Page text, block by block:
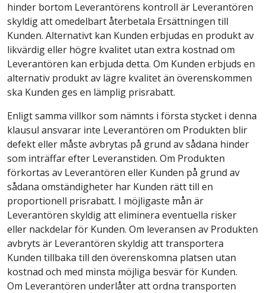
hinder bortom Leverantörens kontroll är Leverantören
skyldig att omedelbart återbetala Ersättningen till
Kunden. Alternativt kan Kunden erbjudas en produkt av
likvärdig eller högre kvalitet utan extra kostnad om
Leverantören kan erbjuda detta. Om Kunden erbjuds en
alternativ produkt av lägre kvalitet än överenskommen
ska Kunden ges en lämplig prisrabatt.
Enligt samma villkor som nämnts i första stycket i denna
klausul ansvarar inte Leverantören om Produkten blir
defekt eller måste avbrytas på grund av sådana hinder
som inträffar efter Leveranstiden. Om Produkten
förkortas av Leverantören eller Kunden på grund av
sådana omständigheter har Kunden rätt till en
proportionell prisrabatt. I möjligaste mån är
Leverantören skyldig att eliminera eventuella risker
eller nackdelar för Kunden. Om leveransen av Produkten
avbryts är Leverantören skyldig att transportera
Kunden tillbaka till den överenskomna platsen utan
kostnad och med minsta möjliga besvär för Kunden.
Om Leverantören underlåter att ordna transporten